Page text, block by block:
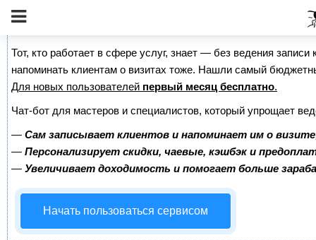
Сервис онлайн-записи на собственном Telegram-
Тот, кто работает в сфере услуг, знает — без ведения
напоминать клиентам о визитах тоже. Нашли самый
Для новых пользователей первый месяц бесплатно.
Чат-бот для мастеров и специалистов, который упрощает
— Сам записывает клиентов и напоминает им о
— Персонализирует скидки, чаевые, кэшбэк и
— Увеличивает доходимость и помогает больше
Начать пользоваться сервисом